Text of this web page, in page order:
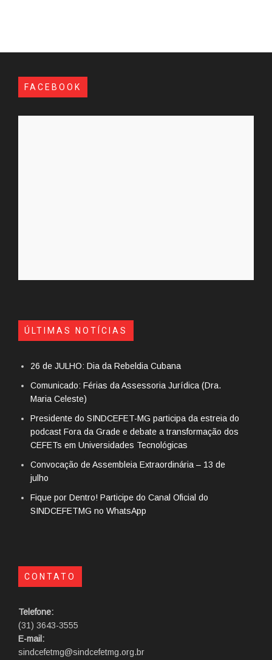
FACEBOOK
ÚLTIMAS NOTÍCIAS
26 de JULHO: Dia da Rebeldia Cubana
Comunicado: Férias da Assessoria Jurídica (Dra.
Maria Celeste)
Presidente do SINDCEFET-MG participa da estreia do
podcast Fora da Grade e debate a transformação dos
CEFETs em Universidades Tecnológicas
Convocação de Assembleia Extraordinária – 13 de
julho
Fique por Dentro! Participe do Canal Oficial do
SINDCEFETMG no WhatsApp
CONTATO
Telefone:
(31) 3643-3555
E-mail:
sindcefetmg@sindcefetmg.org.br